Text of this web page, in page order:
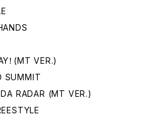
！(MT VER.)
SUMMIT
RADAR (MT VER.)